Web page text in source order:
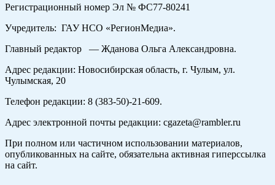
Регистрационный номер Эл № ФС77-80241
Учредитель: ГАУ НСО «РегионМедиа».
Главный редактор — Жданова Ольга Александровна.
Адрес редакции: Новосибирская область, г. Чулым, ул.
Чулымская, 20
Телефон редакции: 8 (383-50)-21-609.
Адрес электронной почты редакции: cgazeta@rambler.ru
При полном или частичном использовании материалов,
опубликованных на сайте, обязательна активная гиперссылка
на сайт.